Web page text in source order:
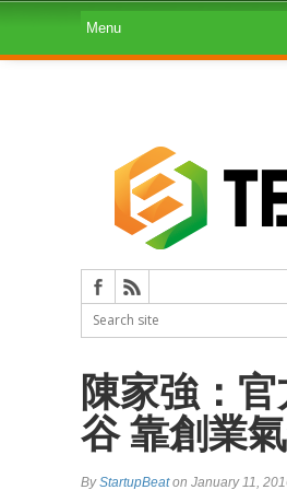
陳家強：
谷 靠創業
ByStartupBeaton January 11,